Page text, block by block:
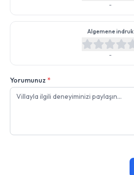
-
Algemene indruk
-
Yorumunuz *